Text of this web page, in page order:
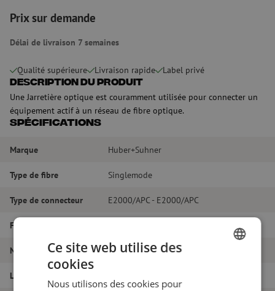
Prix sur demande
Délai de livraison 7 semaines
Qualité supérieure Livraison rapide Label privé
Description du produit
Une Jarretière optique est couramment utilisée pour connecter un
équipement actif à un réseau de fibre optique.
Spécifications
Marque Huber+Suhner
Type de fibre Singlemode
Type de connecteur E2000/APC - E2000/APC
Fibretype
Nombre de fibres Duplex
Longueur
Ce site web utilise des
cookies
Nous utilisons des cookies pour